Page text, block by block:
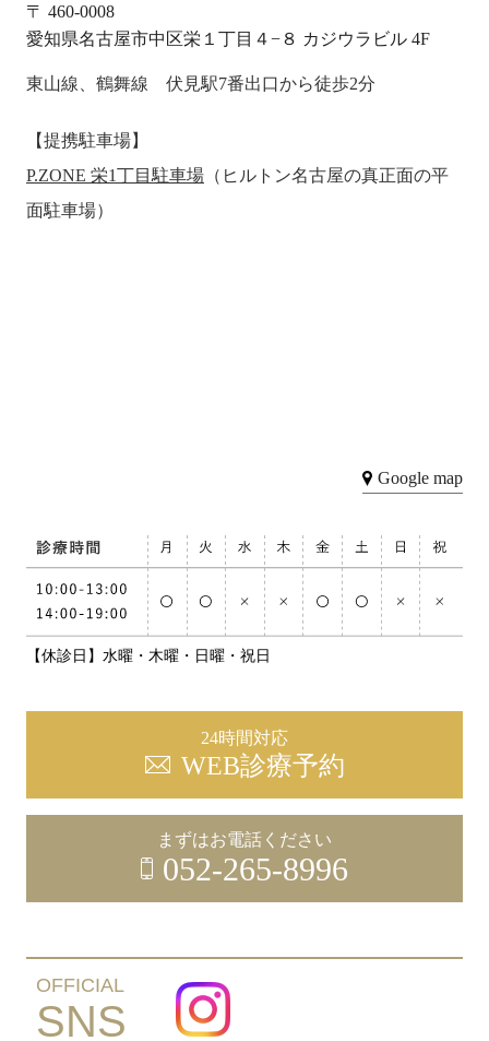
〒 460-0008
愛知県名古屋市中区栄１丁目４−８ カジウラビル 4F
東山線、鶴舞線 伏見駅7番出口から徒歩2分
【提携駐車場】
P.ZONE 栄1丁目駐車場 （ヒルトン名古屋の真正面の平
面駐車場）
Google map
【休診日】水曜・木曜・日曜・祝日
24時間対応
WEB診療予約
まずはお電話ください
052-265-8996
OFFICIAL
SNS